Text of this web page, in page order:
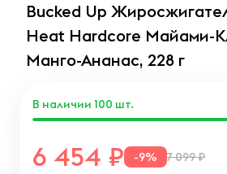
Bucked Up
Heat Hardcore Майами-
Манго-Ананас, 228 г
6 454 -9% 7 099 ₽
В наличии 100 шт.